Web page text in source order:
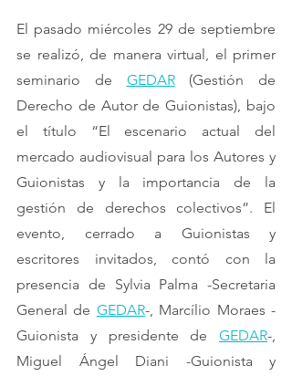
El pasado miércoles 29 de septiembre
se realizó, de manera virtual, el primer
seminario de GEDAR (Gestión de
Derecho de Autor de Guionistas), bajo
el título “El escenario actual del
mercado audiovisual para los Autores y
Guionistas y la importancia de la
gestión de derechos colectivos”. El
evento, cerrado a Guionistas y
escritores invitados, contó con la
presencia de Sylvia Palma -Secretaria
General de GEDAR-, Marcílio Moraes -
Guionista y presidente de GEDAR-,
Miguel Ángel Diani -Guionista y